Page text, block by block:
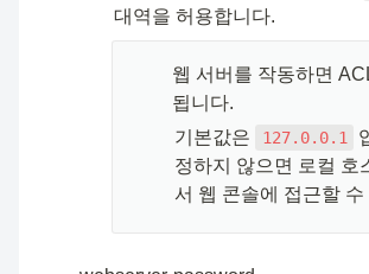
대역을 허용합니다.
웹 서버를 작동하면
됩니다.
기본값은
127.0.0.1
정하지 않으면 로컬 호
서 웹 콘솔에 접근할 수